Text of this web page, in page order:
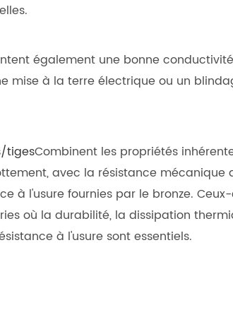
également une bonne
mise à la terre électrique ou un
tigesCombinent les propriétés
avec la résistance mécanique
à l'usure fournies par le bronze.
où la durabilité, la dissipation
à l'usure sont essentiels.